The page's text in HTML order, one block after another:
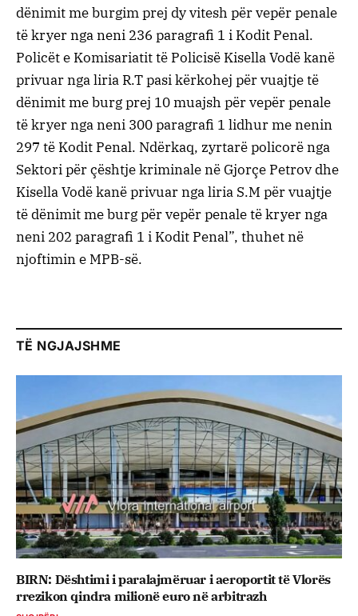
dënimit me burgim prej dy vitesh për vepër penale
të kryer nga neni 236 paragrafi 1 i Kodit Penal.
Policët e Komisariatit të Policisë Kisella Vodë kanë
privuar nga liria R.T pasi kërkohej për vuajtje të
dënimit me burg prej 10 muajsh për vepër penale
të kryer nga neni 300 paragrafi 1 lidhur me nenin
297 të Kodit Penal. Ndërkaq, zyrtarë policorë nga
Sektori për çështje kriminale në Gjorçe Petrov dhe
Kisella Vodë kanë privuar nga liria S.M për vuajtje
të dënimit me burg për vepër penale të kryer nga
neni 202 paragrafi 1 i Kodit Penal”, thuhet në
njoftimin e MPB-së.
TË NGJAJSHME
BIRN: Dështimi i paralajmëruar i aeroportit të Vlorës
rrezikon qindra milionë euro në arbitrazh